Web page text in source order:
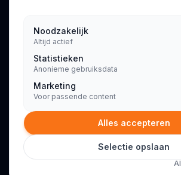
INFORMATIE
Algemene voorwaarden
Privacyverklaring
© 2026 Consultant.nl. Alle rechten
Noodzakelijk
Altijd actief
Statistieken
Anonieme gebruiksdata
Marketing
Voor passende content
Alles accepteren
Selectie opslaan